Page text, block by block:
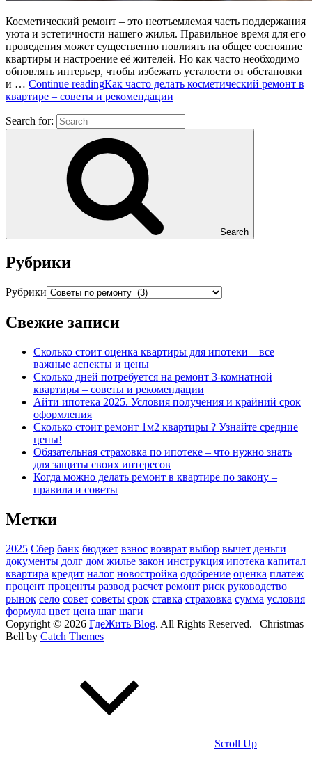
Косметический ремонт – это неотъемлемая часть поддержания
уюта и эстетичности нашего жилья. Правильное время для его
проведения может существенно повлиять на общее состояние
квартиры и настроение её жителей. Но как часто необходимо
обновлять интерьер, чтобы избежать усталости от обстановки
и … Continue readingКак часто делать косметический ремонт в
квартире – советы и рекомендации
Search for:
Search
Рубрики
Рубрики
Свежие записи
Сколько стоит оценка квартиры для ипотеки – все
важные аспекты и цены
Сколько дней потребуется на ремонт 3-комнатной
квартиры – советы и рекомендации
Айти ипотека 2025. Условия получения и крайний срок
оформления
Сколько стоит ремонт 1м2 квартиры ? Узнайте средние
цены!
Обязательная страховка по ипотеке – что нужно знать
для защиты своих интересов
Когда можно делать ремонт в квартире по закону –
правила и советы
Метки
2025 Сбер банк бюджет взнос возврат выбор вычет деньги
документы долг дом жилье закон инструкция ипотека капитал
квартира кредит налог новостройка одобрение оценка платеж
процент проценты развод расчет ремонт риск руководство
рынок село совет советы срок ставка страховка сумма условия
формула цвет цена шаг шаги
Copyright © 2026 ГдеЖить Blog. All Rights Reserved. | Christmas
Bell by Catch Themes
Scroll Up